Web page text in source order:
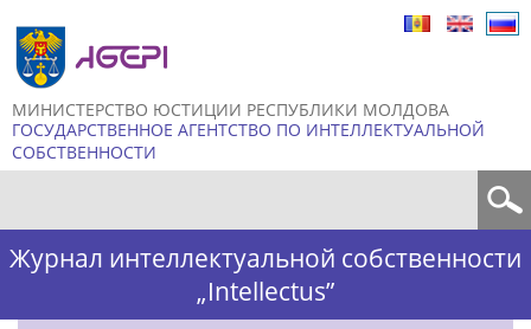
МИНИСТЕРСТВО ЮСТИЦИИ РЕСПУБЛИКИ МОЛДОВА
ГОСУДАРСТВЕННОЕ АГЕНТСТВО ПО ИНТЕЛЛЕКТУАЛЬНОЙ
СОБСТВЕННОСТИ
Журнал интеллектуальной собственности
„Intellectus”